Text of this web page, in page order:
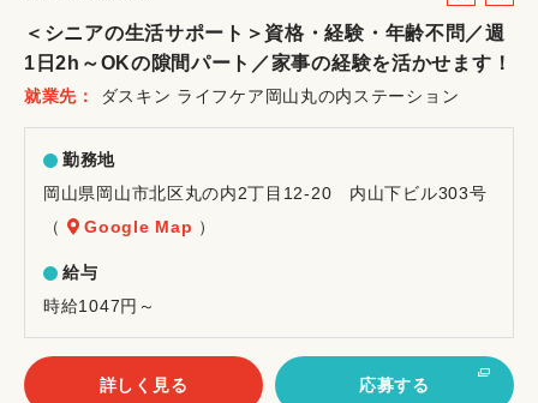
バ
イ
ト
ト
＜シニアの生活サポート＞資格・経験・年齢不問／週
1日2h～OKの隙間パート／家事の経験を活かせます！
就業先 ダスキン ライフケア岡山丸の内ステーション
勤務地
岡山県岡山市北区丸の内2丁目12-20 内山下ビル303号
（
Google Map ）
給与
時給1047円～
詳しく見る 応募する